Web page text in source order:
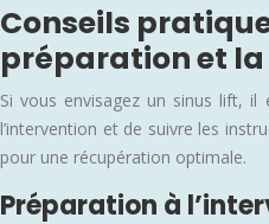
Conseils
préparation et
Si vous envisagez un sinus lift,
l’intervention et de suivre les
pour une récupération optimale.
Préparation à